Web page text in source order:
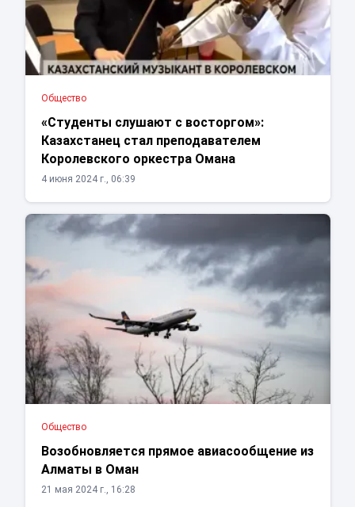
Общество
«Студенты слушают с восторгом»:
Казахстанец стал преподавателем
Королевского оркестра Омана
4 июня 2024 г., 06:39
Общество
Возобновляется прямое авиасообщение из
Алматы в Оман
21 мая 2024 г., 16:28